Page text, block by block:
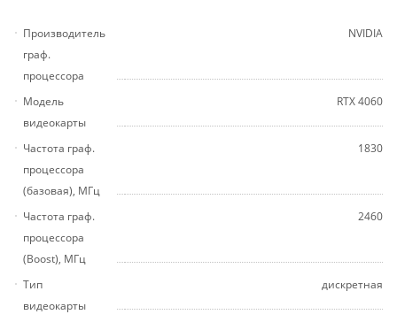
Производитель
граф.
процессора
NVIDIA
Модель
видеокарты
RTX 4060
Частота граф.
процессора
(базовая), МГц
1830
Частота граф.
процессора
(Boost), МГц
2460
Тип
видеокарты
дискретная